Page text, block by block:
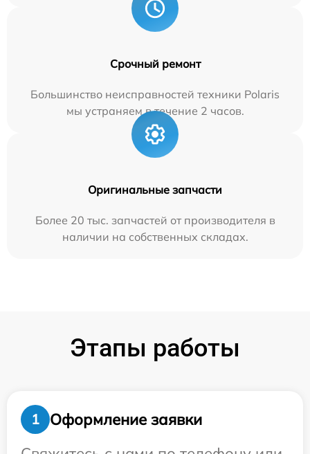
Срочный ремонт
Большинство неисправностей техники Polaris
мы устраняем в течение 2 часов.
Оригинальные запчасти
Более 20 тыс. запчастей от производителя в
наличии на собственных складах.
Этапы работы
1
Оформление заявки